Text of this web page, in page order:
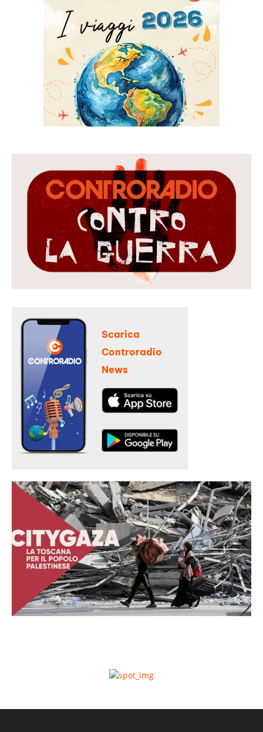
Scarica
Controradio
News